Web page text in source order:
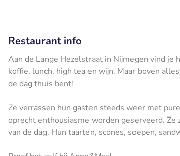
Restaurant info
Aan de Lange Hezelstraat in Nijmegen vind
koffie, lunch, high tea en wijn. Maar boven
de dag thuis bent!
Ze verrassen hun gasten steeds weer met
oprecht enthousiasme worden geserveerd.
van de dag. Hun taarten, scones, soepen,